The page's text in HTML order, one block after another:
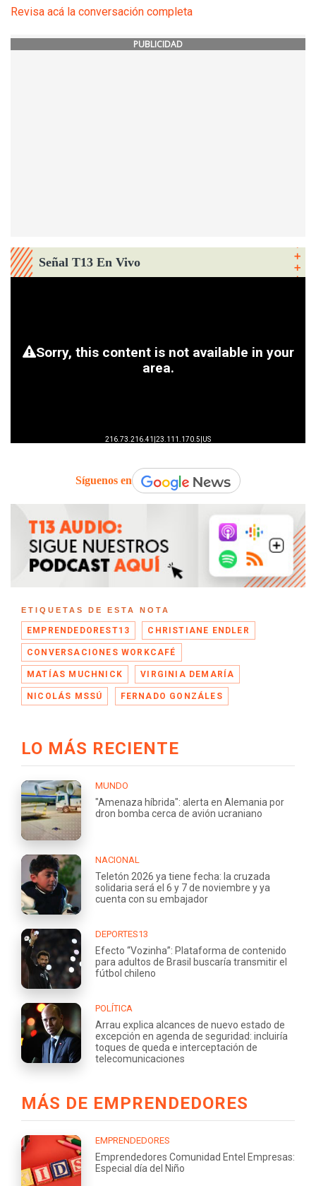
Revisa acá la conversación completa
PUBLICIDAD
Señal T13 En Vivo
Síguenos en
ETIQUETAS DE ESTA NOTA
EMPRENDEDOREST13 CHRISTIANE ENDLER
CONVERSACIONES WORKCAFÉ
MATÍAS MUCHNICK VIRGINIA DEMARÍA
NICOLÁS MSSÚ FERNADO GONZÁLES
LO MÁS RECIENTE
MUNDO
"Amenaza híbrida": alerta en Alemania por
dron bomba cerca de avión ucraniano
NACIONAL
Teletón 2026 ya tiene fecha: la cruzada
solidaria será el 6 y 7 de noviembre y ya
cuenta con su embajador
DEPORTES13
Efecto “Vozinha”: Plataforma de contenido
para adultos de Brasil buscaría transmitir el
fútbol chileno
POLÍTICA
Arrau explica alcances de nuevo estado de
excepción en agenda de seguridad: incluiría
toques de queda e interceptación de
telecomunicaciones
MÁS DE EMPRENDEDORES
EMPRENDEDORES
Emprendedores Comunidad Entel Empresas:
Especial día del Niño